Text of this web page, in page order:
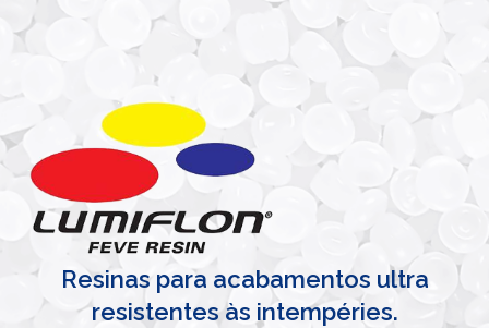
Resinas para acabamentos ultra
resistentes às intempéries.